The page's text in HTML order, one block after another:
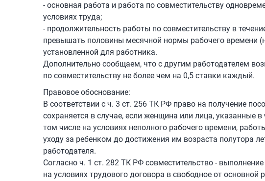
- основная работа и работа по совместительству
условиях труда;
- продолжительность работы по совместительству в
превышать половины месячной нормы рабочего времени
установленной для работника.
Дополнительно сообщаем, что с другим работодателем
по совместительству не более чем на 0,5 ставки каждый.
Правовое обоснование:
В соответствии с ч. 3 ст. 256 ТК РФ право на получение
сохраняется в случае, если женщина или лица, указанные
том числе на условиях неполного рабочего времени,
уходу за ребенком до достижения им возраста полутора
работодателя.
Согласно ч. 1 ст. 282 ТК РФ совместительство -
на условиях трудового договора в свободное от основной